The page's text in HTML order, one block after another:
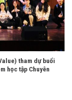
tham dự buổi
học tập Chuyên